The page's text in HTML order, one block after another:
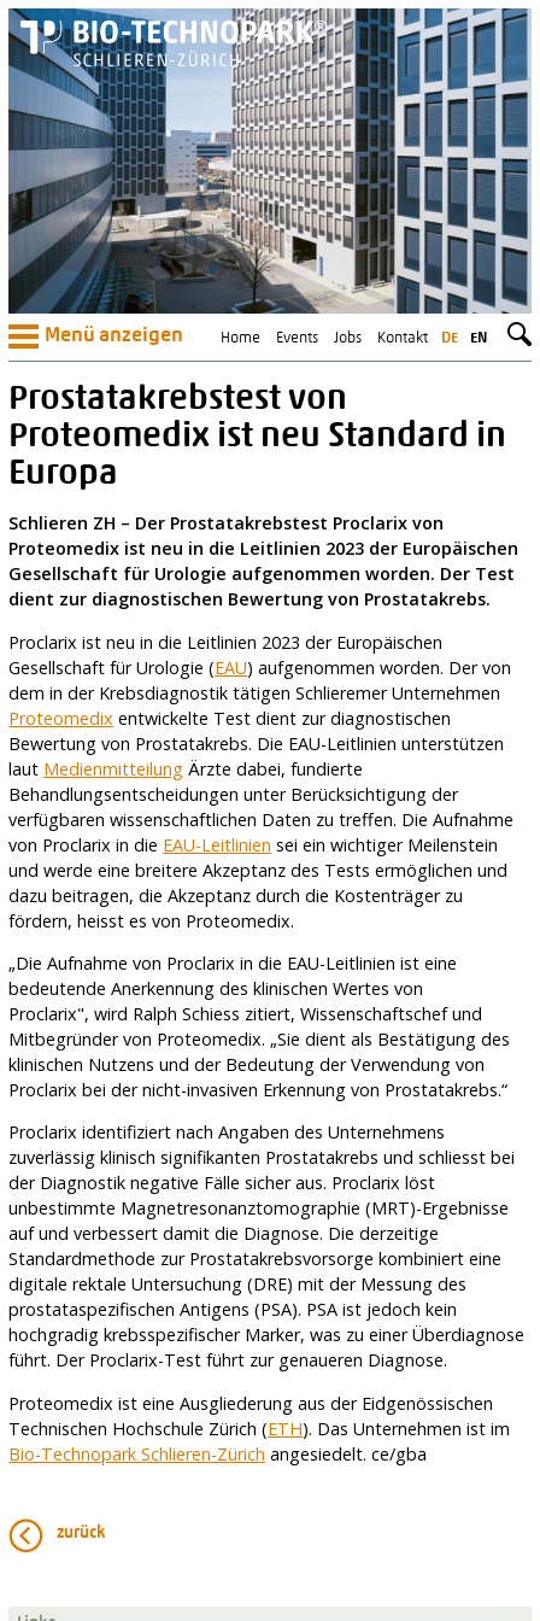
Menü anzeigen DE EN
Home Events Jobs Kontakt
Prostatakrebstest von
Proteomedix ist neu Standard in
Europa
Schlieren ZH – Der Prostatakrebstest Proclarix von
Proteomedix ist neu in die Leitlinien 2023 der Europäischen
Gesellschaft für Urologie aufgenommen worden. Der Test
dient zur diagnostischen Bewertung von Prostatakrebs.
Proclarix ist neu in die Leitlinien 2023 der Europäischen
Gesellschaft für Urologie (EAU) aufgenommen worden. Der von
dem in der Krebsdiagnostik tätigen Schlieremer Unternehmen
Proteomedix entwickelte Test dient zur diagnostischen
Bewertung von Prostatakrebs. Die EAU-Leitlinien unterstützen
laut Medienmitteilung Ärzte dabei, fundierte
Behandlungsentscheidungen unter Berücksichtigung der
verfügbaren wissenschaftlichen Daten zu treffen. Die Aufnahme
von Proclarix in die EAU-Leitlinien sei ein wichtiger Meilenstein
und werde eine breitere Akzeptanz des Tests ermöglichen und
dazu beitragen, die Akzeptanz durch die Kostenträger zu
fördern, heisst es von Proteomedix.
„Die Aufnahme von Proclarix in die EAU-Leitlinien ist eine
bedeutende Anerkennung des klinischen Wertes von
Proclarix", wird Ralph Schiess zitiert, Wissenschaftschef und
Mitbegründer von Proteomedix. „Sie dient als Bestätigung des
klinischen Nutzens und der Bedeutung der Verwendung von
Proclarix bei der nicht-invasiven Erkennung von Prostatakrebs.“
Proclarix identifiziert nach Angaben des Unternehmens
zuverlässig klinisch signifikanten Prostatakrebs und schliesst bei
der Diagnostik negative Fälle sicher aus. Proclarix löst
unbestimmte Magnetresonanztomographie (MRT)-Ergebnisse
auf und verbessert damit die Diagnose. Die derzeitige
Standardmethode zur Prostatakrebsvorsorge kombiniert eine
digitale rektale Untersuchung (DRE) mit der Messung des
prostataspezifischen Antigens (PSA). PSA ist jedoch kein
hochgradig krebsspezifischer Marker, was zu einer Überdiagnose
führt. Der Proclarix-Test führt zur genaueren Diagnose.
Proteomedix ist eine Ausgliederung aus der Eidgenössischen
Technischen Hochschule Zürich (ETH). Das Unternehmen ist im
Bio-Technopark Schlieren-Zürich angesiedelt. ce/gba
zurück